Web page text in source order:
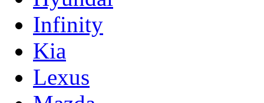
Infinity
Kia
Lexus